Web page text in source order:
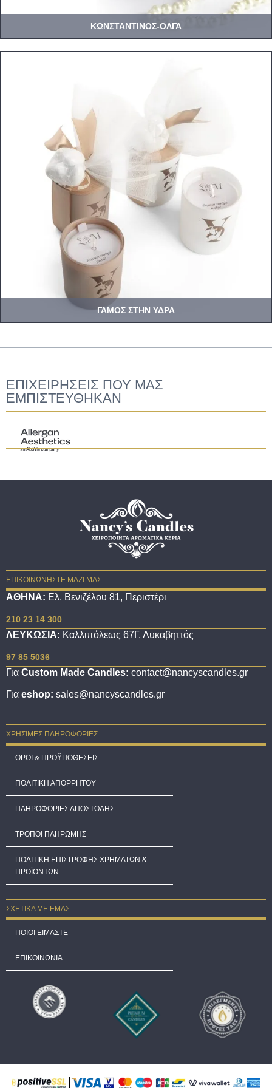
ΚΩΝΣΤΑΝΤΙΝΟΣ-ΟΛΓΑ
ΓΑΜΟΣ ΣΤΗΝ ΥΔΡΑ
ΕΠΙΧΕΙΡΗΣΕΙΣ ΠΟΥ ΜΑΣ
ΕΜΠΙΣΤΕΥΘΗΚΑΝ
ΕΠΙΚΟΙΝΩΝΗΣΤΕ ΜΑΖΙ ΜΑΣ
ΑΘΗΝΑ: Ελ. Βενιζέλου 81, Περιστέρι
210 23 14 300
ΛΕΥΚΩΣΙΑ: Καλλιπόλεως 67Γ, Λυκαβηττός
97 85 5036
Για Custom Made Candles: contact@nancyscandles.gr
Για eshop: sales@nancyscandles.gr
ΧΡΗΣΙΜΕΣ ΠΛΗΡΟΦΟΡΙΕΣ
ΟΡΟΙ & ΠΡΟΫΠΟΘΕΣΕΙΣ
ΠΟΛΙΤΙΚΗ ΑΠΟΡΡΗΤΟΥ
ΠΛΗΡΟΦΟΡΙΕΣ ΑΠΟΣΤΟΛΗΣ
ΤΡΟΠΟΙ ΠΛΗΡΩΜΗΣ
ΠΟΛΙΤΙΚΗ ΕΠΙΣΤΡΟΦΗΣ ΧΡΗΜΑΤΩΝ &
ΠΡΟΪΟΝΤΩΝ
ΣΧΕΤΙΚΑ ΜΕ ΕΜΑΣ
ΠΟΙΟΙ ΕΙΜΑΣΤΕ
ΕΠΙΚΟΙΝΩΝΙΑ